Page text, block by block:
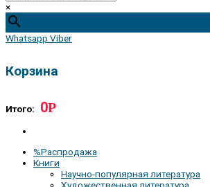
×
Whatsapp Viber
Корзина
Итого: 0Р
%Распродажа
Книги
Научно-популярная литература
Художественная литература